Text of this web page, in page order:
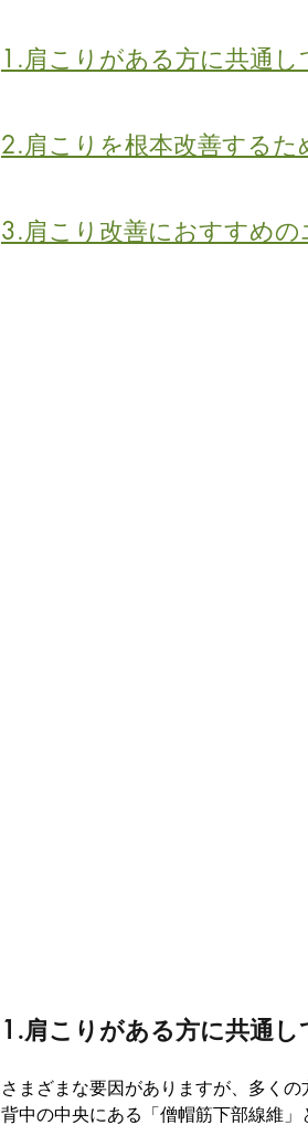
1.肩こりがある方に共通し
2.肩こりを根本改善するた
3.肩こり改善におすすめ
1.肩こりがある方に共通し
さまざまな要因がありますが、多くの
背中の中央にある「僧帽筋下部線維」